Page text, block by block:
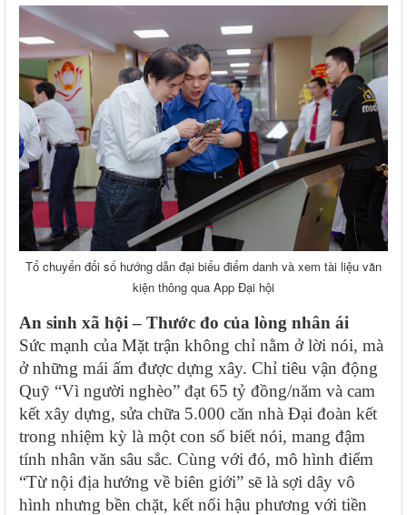
Tổ chuyển đổi số hướng dẫn đại biểu điểm danh và xem tài liệu văn
kiện thông qua App Đại hội
An sinh xã hội – Thước đo của lòng nhân ái
Sức mạnh của Mặt trận không chỉ nằm ở lời nói, mà
ở những mái ấm được dựng xây. Chỉ tiêu vận động
Quỹ “Vì người nghèo” đạt 65 tỷ đồng/năm và cam
kết xây dựng, sửa chữa 5.000 căn nhà Đại đoàn kết
trong nhiệm kỳ là một con số biết nói, mang đậm
tính nhân văn sâu sắc. Cùng với đó, mô hình điểm
“Từ nội địa hướng về biên giới” sẽ là sợi dây vô
hình nhưng bền chặt, kết nối hậu phương với tiền